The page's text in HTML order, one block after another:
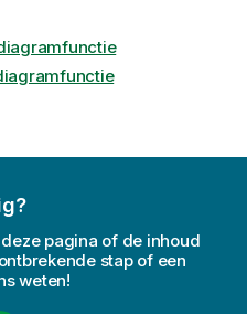
pagina of de inhoud
stap of een
weten!